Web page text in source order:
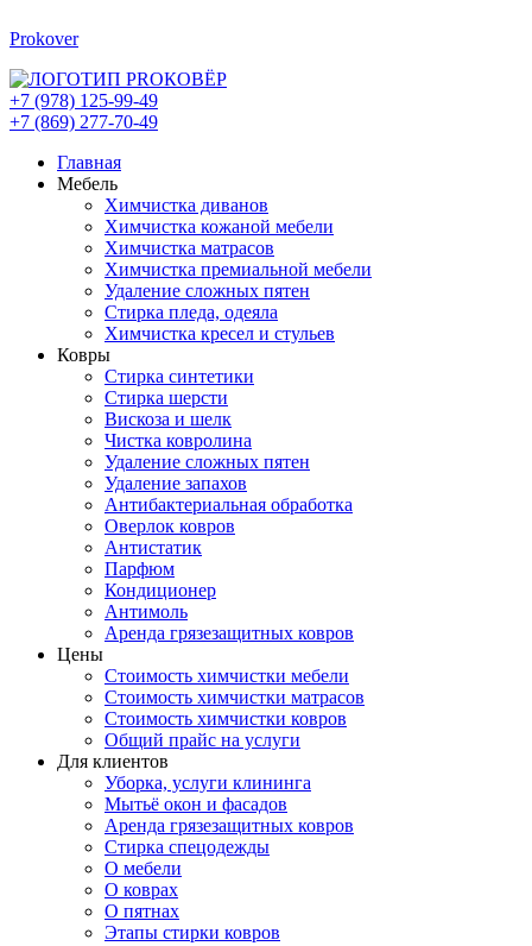
Prokover
+7 (978) 125-99-49
+7 (869) 277-70-49
Главная
Мебель
Химчистка диванов
Химчистка кожаной мебели
Химчистка матрасов
Химчистка премиальной мебели
Удаление сложных пятен
Стирка пледа, одеяла
Химчистка кресел и стульев
Ковры
Стирка синтетики
Стирка шерсти
Вискоза и шелк
Чистка ковролина
Удаление сложных пятен
Удаление запахов
Антибактериальная обработка
Оверлок ковров
Антистатик
Парфюм
Кондиционер
Антимоль
Аренда грязезащитных ковров
Цены
Стоимость химчистки мебели
Стоимость химчистки матрасов
Стоимость химчистки ковров
Общий прайс на услуги
Для клиентов
Уборка, услуги клининга
Мытьё окон и фасадов
Аренда грязезащитных ковров
Стирка спецодежды
О мебели
О коврах
О пятнах
Этапы стирки ковров